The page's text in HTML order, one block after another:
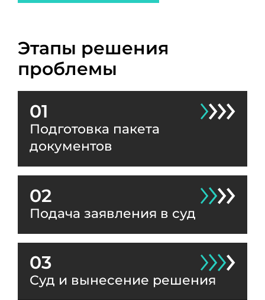
Этапы решения
проблемы
01
Подготовка пакета
документов
02
Подача заявления в суд
03
Суд и вынесение решения